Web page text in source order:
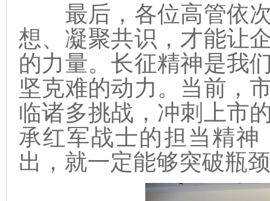
最后，各位高管依次
想、凝聚共识，才能让
的力量。长征精神是我
坚克难的动力。当前，
临诸多挑战，冲刺上市
承红军战士的担当精
出，就一定能够突破瓶